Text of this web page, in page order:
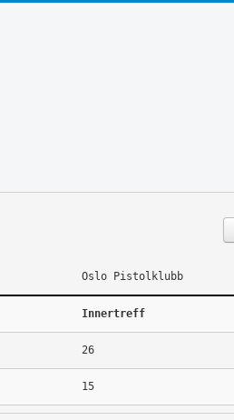
Oslo Pistolklubb
Innertreff
26
15